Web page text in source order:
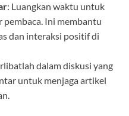
: Luangkan waktu untuk
pembaca. Ini membantu
dan interaksi positif di
dalam diskusi yang
untuk menjaga artikel